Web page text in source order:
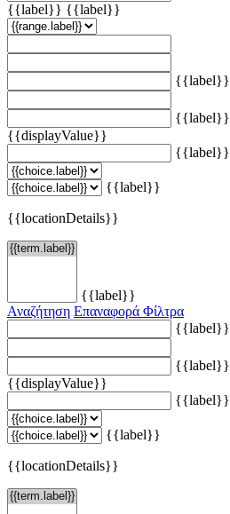
{{label}} {{label}}
{{label}}
{{label}}
{{displayValue}}
{{label}}
{{label}}
{{locationDetails}}
{{label}}
Αναζήτηση Επαναφορά Φίλτρα
{{label}}
{{label}}
{{displayValue}}
{{label}}
{{label}}
{{locationDetails}}